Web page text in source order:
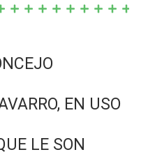
EN USO
LE SON